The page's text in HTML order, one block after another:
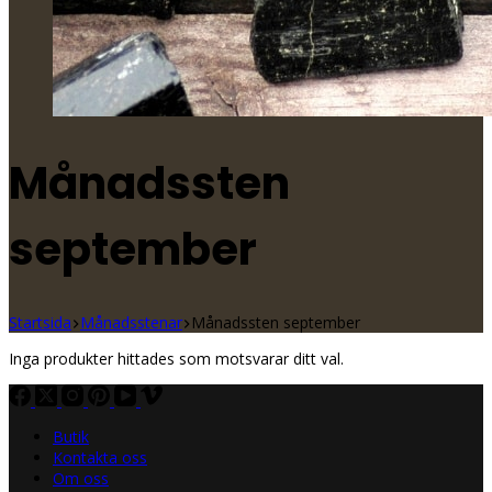
Månadssten
september
Startsida Månadsstenar Månadssten september
Inga produkter hittades som motsvarar ditt val.
Butik
Kontakta oss
Om oss